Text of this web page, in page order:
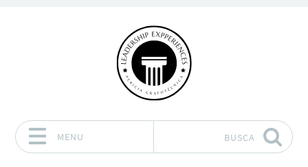
MENU BUSCA